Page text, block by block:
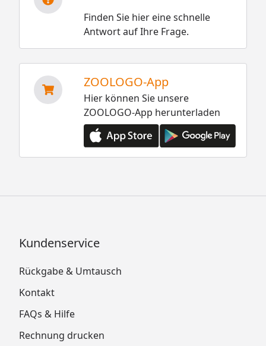
Finden Sie hier eine schnelle
Antwort auf Ihre Frage.
ZOOLOGO-App
Hier können Sie unsere
ZOOLOGO-App herunterladen
Kundenservice
Rückgabe & Umtausch
Kontakt
FAQs & Hilfe
Rechnung drucken